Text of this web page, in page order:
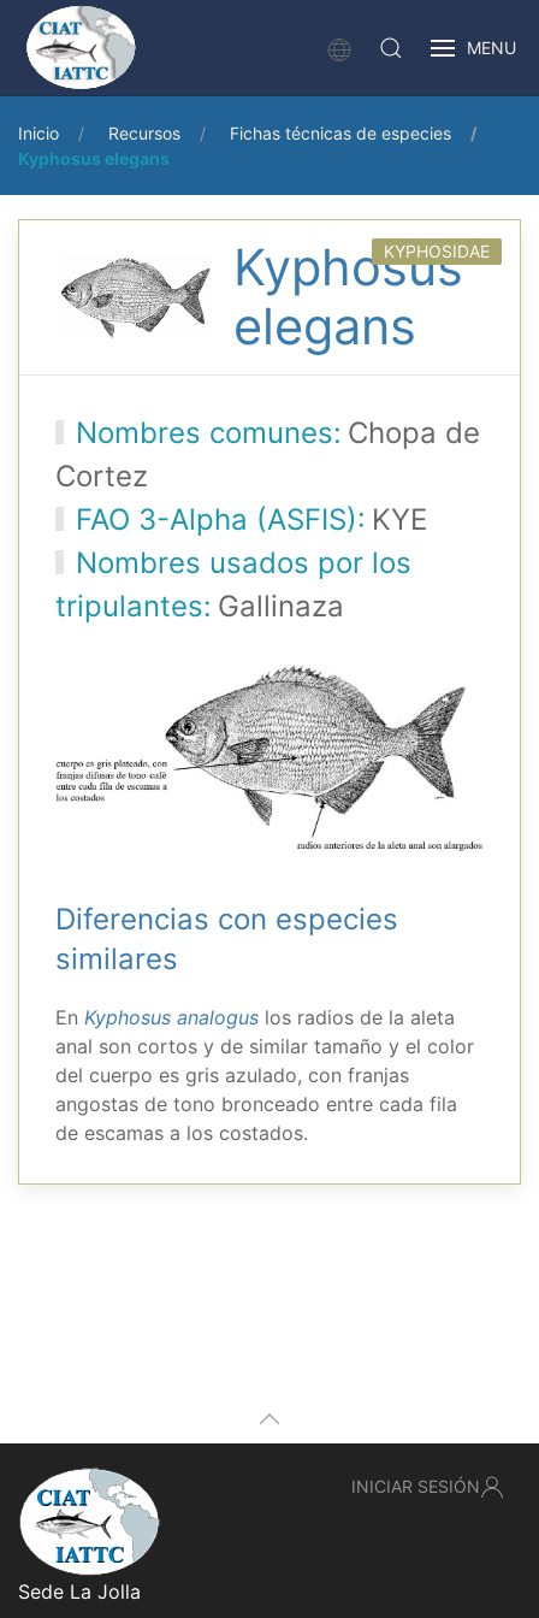
MENU
Inicio Recursos
Fichas técnicas de especies
Kyphosus elegans
KYPHOSIDAE
Kyphosus
elegans
Nombres comunes: Chopa de
Cortez
FAO 3-Alpha (ASFIS): KYE
Nombres usados por los
tripulantes: Gallinaza
Diferencias con especies
similares
En Kyphosus analogus los radios de la aleta
anal son cortos y de similar tamaño y el color
del cuerpo es gris azulado, con franjas
angostas de tono bronceado entre cada fila
de escamas a los costados.
Sede La Jolla
INICIAR SESIÓN